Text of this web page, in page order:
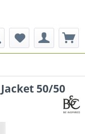
50/50